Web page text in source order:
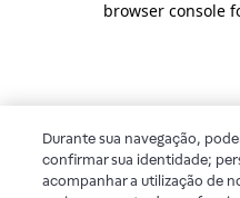
browser console
Durante sua navegação,
confirmar sua identidade;
acompanhar a utilização de